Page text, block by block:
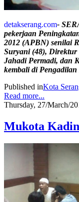
detakserang.com-
pekerjaan
2012 (APBN) senilai
Suryani (48), Direktur
Jahadi Permadi, dan
kembali di
Published inKota
Read more...
Thursday, 27/March/
Mukota